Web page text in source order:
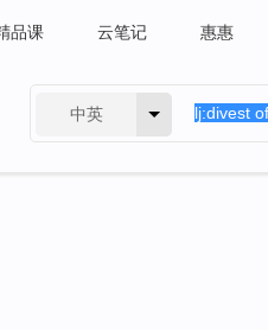
品课 云笔记 惠惠
中英